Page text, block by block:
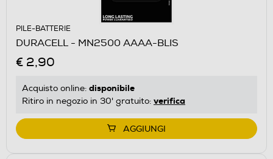
PILE-BATTERIE
DURACELL - MN2500 AAAA-BLIS
€ 2,90
Acquisto online: disponibile
Ritiro in negozio in 30' gratuito: verifica
AGGIUNGI